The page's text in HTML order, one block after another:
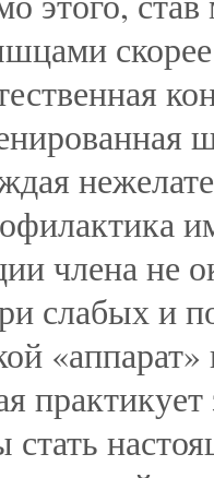
скорее
члена не
слабых
«аппарат»
стать